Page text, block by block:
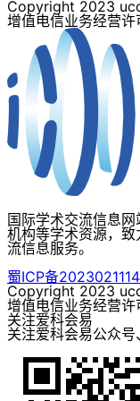
Copyright 2023
增值电信业务经营
国际学术交流信息
机构等学术资源，
流信息服务。
蜀ICP备
Copyright 2023
增值电信业务经营
关注爱科会易
关注爱科会易公众